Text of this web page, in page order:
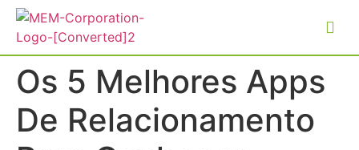
Os 5 Melhores Apps
De Relacionamento